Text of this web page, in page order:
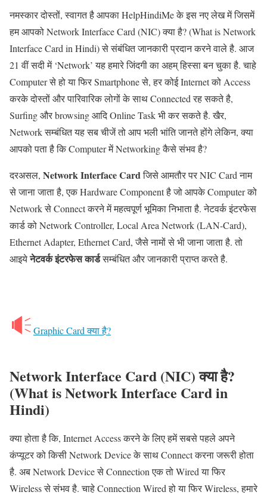
नमस्कार दोस्तों, स्वागत है आपका HelpHindiMe के इस नए लेख में जिसमें
हम आपको Network Interface Card (NIC) क्या है? (What is Network
Interface Card in Hindi) से संबंधित जानकारी प्रदान करने वाले है. आज
21 वीं सदी में ‘Network’ यह हमारे जिंदगी का अहम् हिस्सा बन चुका है. चाहे
Computer से हो या फिर Smartphone से, हर कोई Internet को Access
करके दोस्तों और पारिवारिक लोगों के साथ Connected रह सकते है,
Surfing और browsing आदि Online Task भी कर सकते है. खैर,
Network सम्बंधित यह सब चीजें तो आप भली भांति जानते होंगे लेकिन, क्या
आपको पता है कि Computer में Networking कैसे संभव है?
दरअसल, Network Interface Cardजिसे आमतौर पर NIC Card नाम
से जाना जाता है, एक Hardware Component है जो आपके Computer को
Network से Connect करने में महत्वपूर्ण भूमिका निभाता है. नेटवर्क इंटरफेस
कार्ड को Network Controller, Local Area Network (LAN-Card),
Ethernet Adapter, Ethernet Card, जैसे नामों से भी जाना जाता है. तो
आइयेनेटवर्क इंटरफेस कार्डसम्बंधित और जानकारी प्राप्त करते है.
Graphic Card क्या है?
Network Interface Card (NIC) क्या है?
(What is Network Interface Card in
Hindi)
क्या होता है कि, Internet Access करने के लिए हमें सबसे पहले अपने
कंप्यूटर को किसी Network Device के साथ Connect करना जरूरी होता
है. अब Network Device से Connection एक तो Wired या फिर
Wireless से संभव है. चाहे Connection Wired हो या फिर Wireless, हमारे